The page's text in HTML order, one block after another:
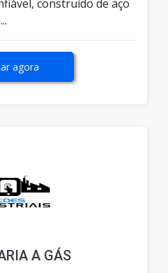
construído de aço
agora
A GÁS